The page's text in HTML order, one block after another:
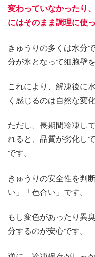
変わっていなかったり
にはそのまま調理に使
きゅうりの多くは水分
分が氷となって細胞壁
これにより、解凍後に
く感じるのは自然な変化
ただし、長期間冷凍し
れると、品質が劣化し
です。
きゅうりの安全性を判
い」「色合い」です。
もし変色があったり異
分するのが安心です。